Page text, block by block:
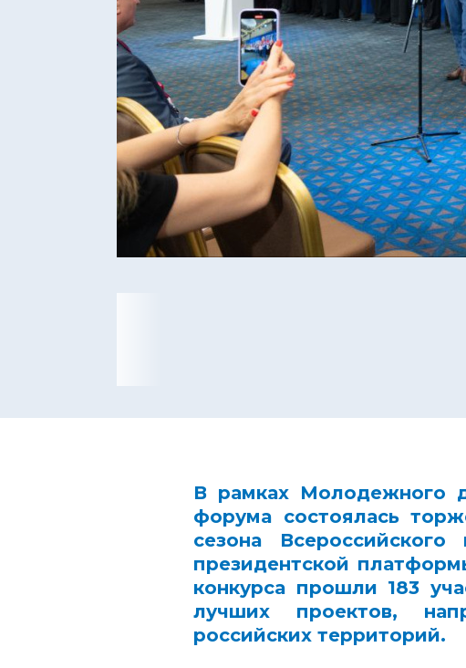
В рамках Молодежного
форума состоялась
сезона Всероссийского
президентской
конкурса прошли 183
лучших проектов,
российских территорий.